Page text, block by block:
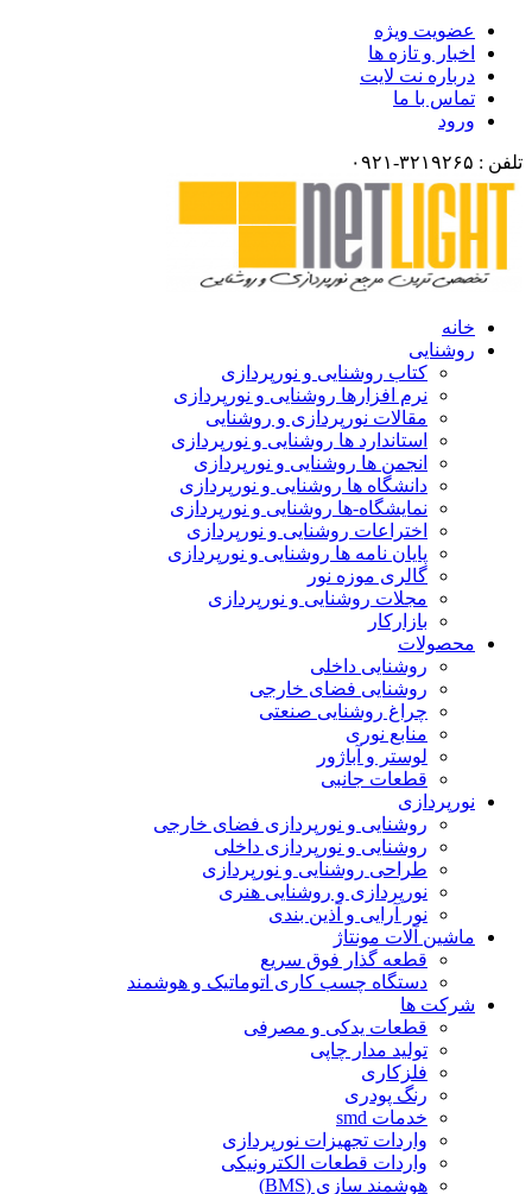
عضویت ویژه
اخبار و تازه ها
درباره نت لایت
تماس با ما
ورود
تلفن : ۳۲۱۹۲۶۵-۰۹۲۱
خانه
روشنایی
کتاب روشنایی و نورپردازی
نرم افزارها روشنایی و نورپردازی
مقالات نورپردازی و روشنایی
استاندارد ها روشنایی و نورپردازی
انجمن ها روشنایی و نورپردازی
دانشگاه ها روشنایی و نورپردازی
نمایشگاه-ها روشنایی و نورپردازی
اختراعات روشنایی و نورپردازی
پایان نامه ها روشنایی و نورپردازی
گالری موزه نور
مجلات روشنایی و نورپردازی
بازارکار
محصولات
روشنایی داخلی
روشنایی فضای خارجی
چراغ روشنایی صنعتی
منابع نوری
لوستر و آباژور
قطعات جانبی
نورپردازی
روشنایی و نورپردازی فضای خارجی
روشنایی و نورپردازی داخلی
طراحی روشنایی و نورپردازی
نورپردازی و روشنایی هنری
نور آرایی و آذین بندی
ماشین آلات مونتاژ
قطعه گذار فوق سریع
دستگاه چسب کاری اتوماتیک و هوشمند
شرکت ها
قطعات یدکی و مصرفی
تولید مدار چاپی
فلزکاری
رنگ پودری
خدمات smd
واردات تجهیزات نورپردازی
واردات قطعات الکترونیکی
هوشمند سازی (BMS)